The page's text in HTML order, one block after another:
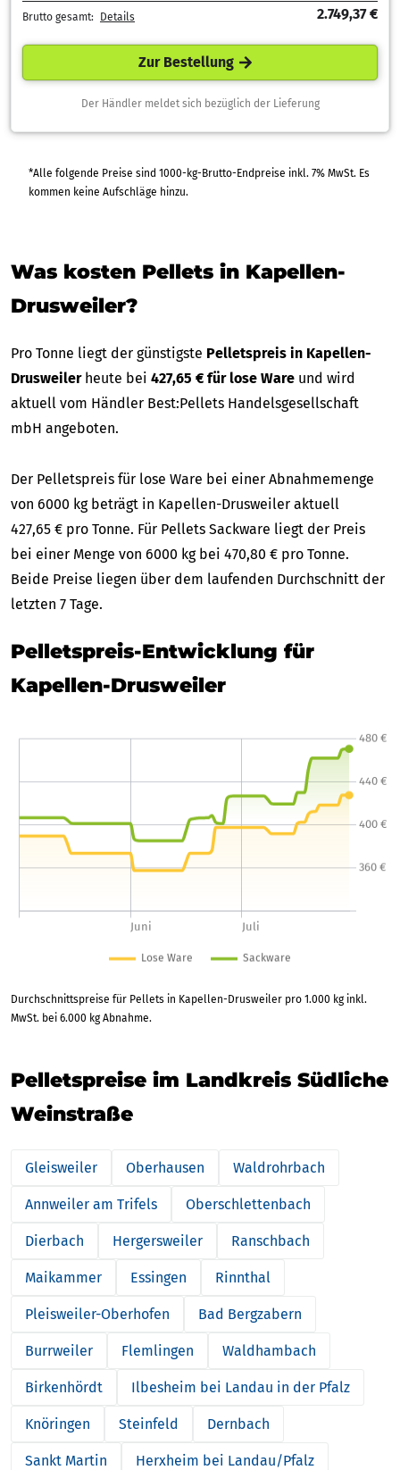
Brutto gesamt: Details 2.749,37 €
Zur Bestellung
Der Händler meldet sich bezüglich der Lieferung
*Alle folgende Preise sind 1000-kg-Brutto-Endpreise inkl. 7% MwSt. Es
kommen keine Aufschläge hinzu.
Was kosten Pellets in Kapellen-
Drusweiler?
Pro Tonne liegt der günstigste Pelletspreis in Kapellen-
Drusweiler heute bei 427,65 € für lose Ware und wird
aktuell vom Händler Best:Pellets Handelsgesellschaft
mbH angeboten.
Der Pelletspreis für lose Ware bei einer Abnahmemenge
von 6000 kg beträgt in Kapellen-Drusweiler aktuell
427,65 € pro Tonne. Für Pellets Sackware liegt der Preis
bei einer Menge von 6000 kg bei 470,80 € pro Tonne.
Beide Preise liegen über dem laufenden Durchschnitt der
letzten 7 Tage.
Pelletspreis-Entwicklung für
Kapellen-Drusweiler
Durchschnittspreise für Pellets in Kapellen-Drusweiler pro 1.000 kg inkl.
MwSt. bei 6.000 kg Abnahme.
Pelletspreise im Landkreis Südliche
Weinstraße
Gleisweiler Oberhausen Waldrohrbach
Annweiler am Trifels Oberschlettenbach
Dierbach Hergersweiler Ranschbach
Maikammer Essingen Rinnthal
Pleisweiler-Oberhofen Bad Bergzabern
Burrweiler Flemlingen Waldhambach
Birkenhördt Ilbesheim bei Landau in der Pfalz
Knöringen Steinfeld Dernbach
Sankt Martin Herxheim bei Landau/Pfalz